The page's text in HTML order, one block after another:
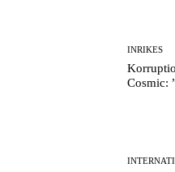
INRIKES
Cosmic: